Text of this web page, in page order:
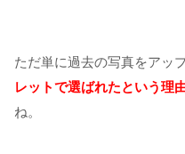
ただ単に過去の写真をアッ
レットで選ばれたという理
ね。